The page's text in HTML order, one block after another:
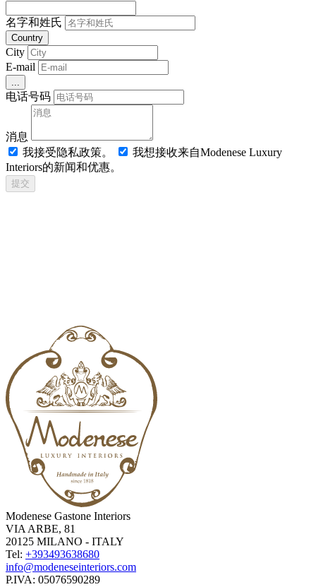
名字和姓氏
Country
City
E-mail
...
电话号码
消息
我接受隐私政策。
我想接收来自Modenese Luxury
Interiors的新闻和优惠。
提交
Modenese Gastone Interiors
VIA ARBE, 81
20125 MILANO - ITALY
Tel: +393493638680
info@modeneseinteriors.com
P.IVA: 05076590289